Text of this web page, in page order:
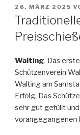
AM
26. MÄRZ 2025
Walting. Das
Schützenverein
Walting am
Erfolg. Das
sehr gut gefüllt
vorangegangenen